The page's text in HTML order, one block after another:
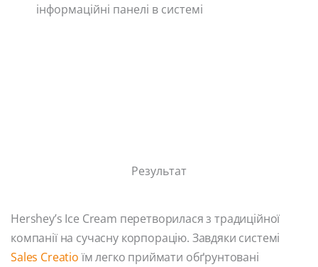
інформаційні панелі в системі
Результат
Hershey’s Ice Cream перетворилася з традиційної
компанії на сучасну корпорацію. Завдяки системі
Sales Creatio їм легко приймати обґрунтовані